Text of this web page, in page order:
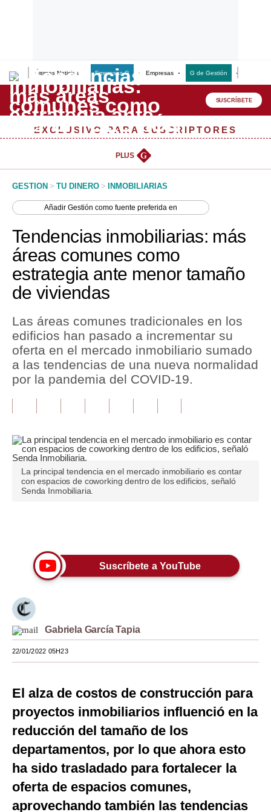
Últimas Noticias Empresas G Empresas G de Gestión
Lo último
Peru Quiosco
Management & Empleo
Perú
Política
Tu Dinero
Finanzas Personales
Inmobiliarias
Plus G
Editorial
Pregunta de hoy
Blogs
Tendencias
Moda
Estilos
Mundo
EEUU
México
Tecnología
Club del Suscriptor
G de Gestión
SUSCRÍBETE
EXCLUSIVO PARA SUSCRIPTORES
PLUS G
GESTION > TU DINERO > INMOBILIARIAS
AñadirGestión como fuente preferida en
Tendencias inmobiliarias: más
áreas comunes como
estrategia ante menor tamaño
de viviendas
Las áreas comunes tradicionales en los
edificios han pasado a incrementar su
oferta en el mercado inmobiliario sumado
a las tendencias de una nueva normalidad
por la pandemia del COVID-19.
La principal tendencia en el mercado inmobiliario es contar
con espacios de coworking dentro de los edificios, señaló
Senda Inmobiliaria.
Suscríbete a YouTube
Gabriela García Tapia
22/01/2022 05H23
El alza de costos de construcción para
proyectos inmobiliarios influenció en la
reducción del tamaño de los
departamentos, por lo que ahora esto
ha sido trasladado para fortalecer la
oferta de espacios comunes,
aprovechando también las tendencias